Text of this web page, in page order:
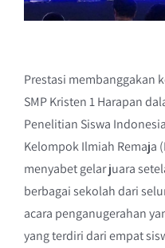
Prestasi membanggakan
SMP Kristen 1 Harapan
Penelitian Siswa
Kelompok Ilmiah Remaja
menyabet gelar juara
berbagai sekolah dari
acara penganugerahan
yang terdiri dari empat